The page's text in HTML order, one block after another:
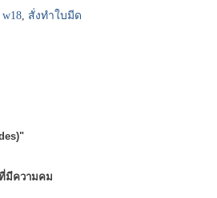
, สั่งทำใบมีด
มีความคม